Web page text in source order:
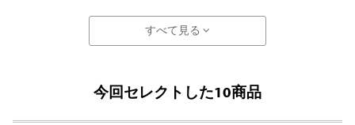
すべて見る
今回セレクトした10商品